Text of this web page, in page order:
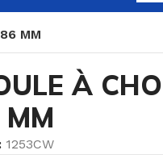
MM
À
1253CW